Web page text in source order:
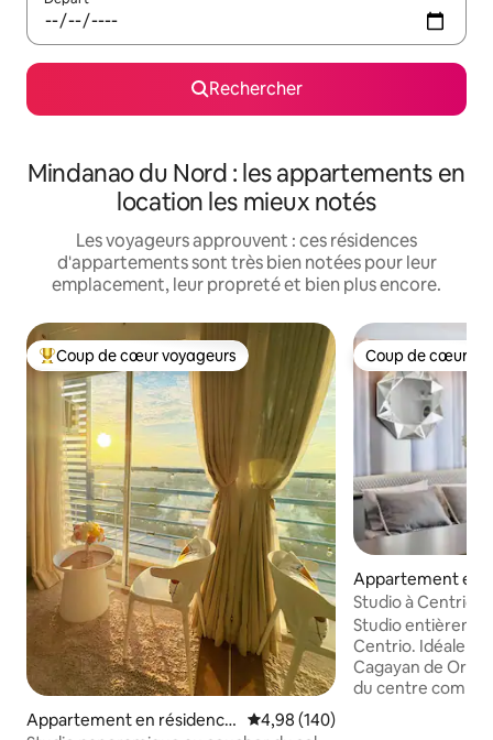
Rechercher
Mindanao du Nord : les appartements en
location les mieux notés
Les voyageurs approuvent : ces résidences
d'appartements sont très bien notées pour leur
emplacement, leur propreté et bien plus encore.
Coups de cœur voyageurs les plus appréciés
Coup de cœur voyageurs
Appartement en résidence
Évaluation moyenne sur la
4,98 (140)
Coup de cœur
Coup de cœur
Appartement en
⋅ Cagayan de Oro
Studio à Centrio
avec Netflix
Studio
Centrio.
Cagayan de Oro.
du centre